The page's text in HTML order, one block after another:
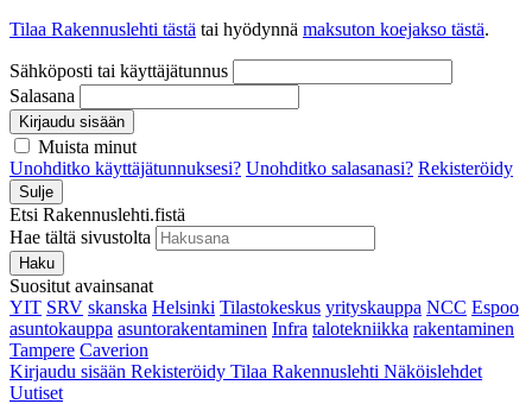
Tilaa Rakennuslehti tästä tai hyödynnä maksuton koejakso tästä.
Sähköposti tai käyttäjätunnus
Salasana
Kirjaudu sisään
Muista minut
Unohditko käyttäjätunnuksesi? Unohditko salasanasi? Rekisteröidy
Sulje
Etsi Rakennuslehti.fistä
Hae tältä sivustolta
Haku
Suositut avainsanat
YIT SRV skanska Helsinki Tilastokeskus yrityskauppa NCC Espoo
asuntokauppa asuntorakentaminen Infra talotekniikka rakentaminen
Tampere Caverion
Kirjaudu sisään Rekisteröidy Tilaa Rakennuslehti Näköislehdet
Uutiset